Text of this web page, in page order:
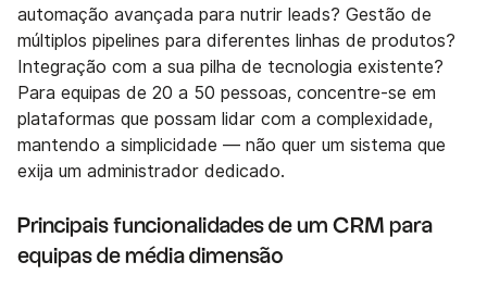
automação avançada para nutrir leads? Gestão de
múltiplos pipelines para diferentes linhas de produtos?
Integração com a sua pilha de tecnologia existente?
Para equipas de 20 a 50 pessoas, concentre-se em
plataformas que possam lidar com a complexidade,
mantendo a simplicidade — não quer um sistema que
exija um administrador dedicado.
Principais funcionalidades de um CRM para
equipas de média dimensão